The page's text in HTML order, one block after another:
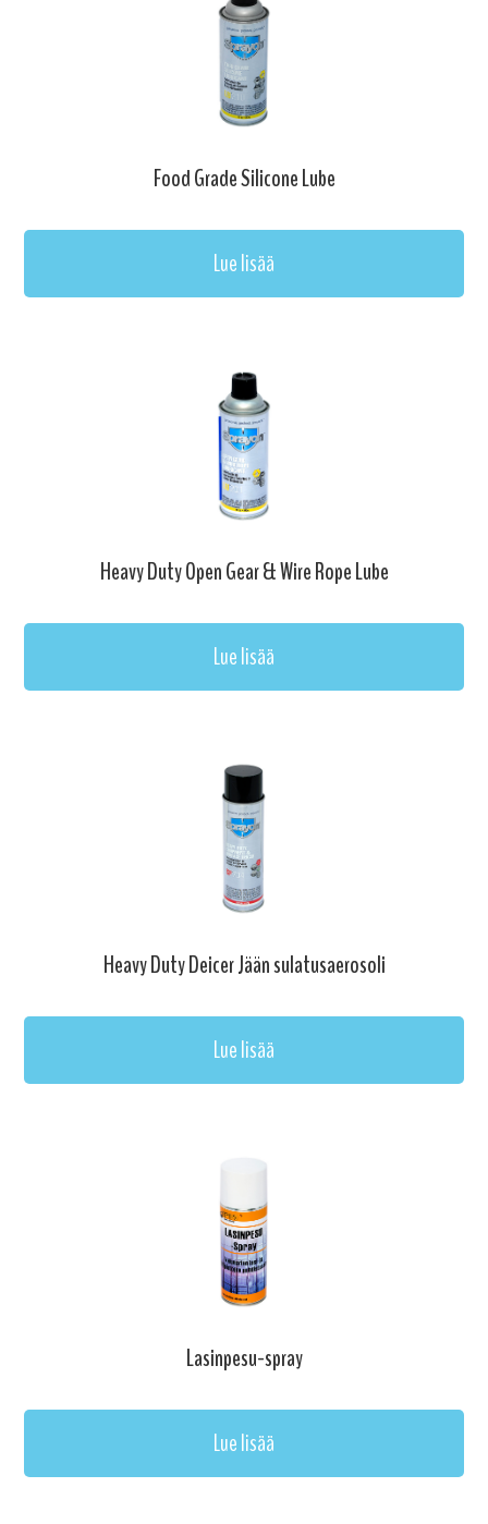
Food Grade Silicone Lube
Lue lisää
Heavy Duty Open Gear & Wire Rope Lube
Lue lisää
Heavy Duty Deicer Jään sulatusaerosoli
Lue lisää
Lasinpesu-spray
Lue lisää